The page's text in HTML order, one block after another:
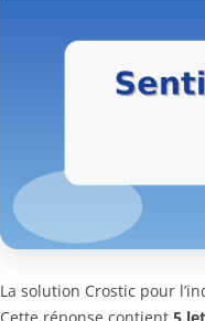
La solution Crostic pour